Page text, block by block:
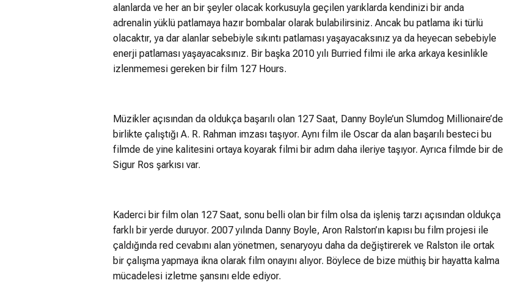
alanlarda ve her an bir şeyler olacak korkusuyla geçilen yarıklarda kendinizi bir anda
adrenalin yüklü patlamaya hazır bombalar olarak bulabilirsiniz. Ancak bu patlama iki türlü
olacaktır, ya dar alanlar sebebiyle sıkıntı patlaması yaşayacaksınız ya da heyecan sebebiyle
enerji patlaması yaşayacaksınız. Bir başka 2010 yılı Burried filmi ile arka arkaya kesinlikle
izlenmemesi gereken bir film 127 Hours.
Müzikler açısından da oldukça başarılı olan 127 Saat, Danny Boyle’un Slumdog Millionaire’de
birlikte çalıştığı A. R. Rahman imzası taşıyor. Aynı film ile Oscar da alan başarılı besteci bu
filmde de yine kalitesini ortaya koyarak filmi bir adım daha ileriye taşıyor. Ayrıca filmde bir de
Sigur Ros şarkısı var.
Kaderci bir film olan 127 Saat, sonu belli olan bir film olsa da işleniş tarzı açısından oldukça
farklı bir yerde duruyor. 2007 yılında Danny Boyle, Aron Ralston’ın kapısı bu film projesi ile
çaldığında red cevabını alan yönetmen, senaryoyu daha da değiştirerek ve Ralston ile ortak
bir çalışma yapmaya ikna olarak film onayını alıyor. Böylece de bize müthiş bir hayatta kalma
mücadelesi izletme şansını elde ediyor.